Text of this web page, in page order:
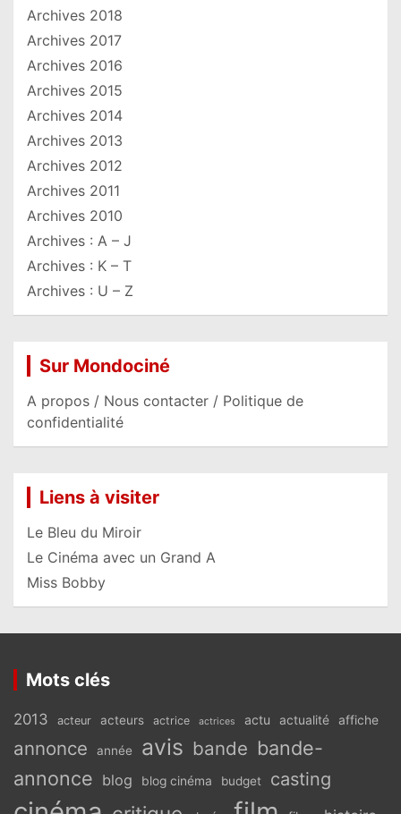
Archives 2018
Archives 2017
Archives 2016
Archives 2015
Archives 2014
Archives 2013
Archives 2012
Archives 2011
Archives 2010
Archives : A – J
Archives : K – T
Archives : U – Z
Sur Mondociné
A propos / Nous contacter / Politique de
confidentialité
Liens à visiter
Le Bleu du Miroir
Le Cinéma avec un Grand A
Miss Bobby
Mots clés
2013 acteur acteurs actrice actrices actu actualité affiche
annonce année avis bande bande-
annonce blog blog cinéma budget casting